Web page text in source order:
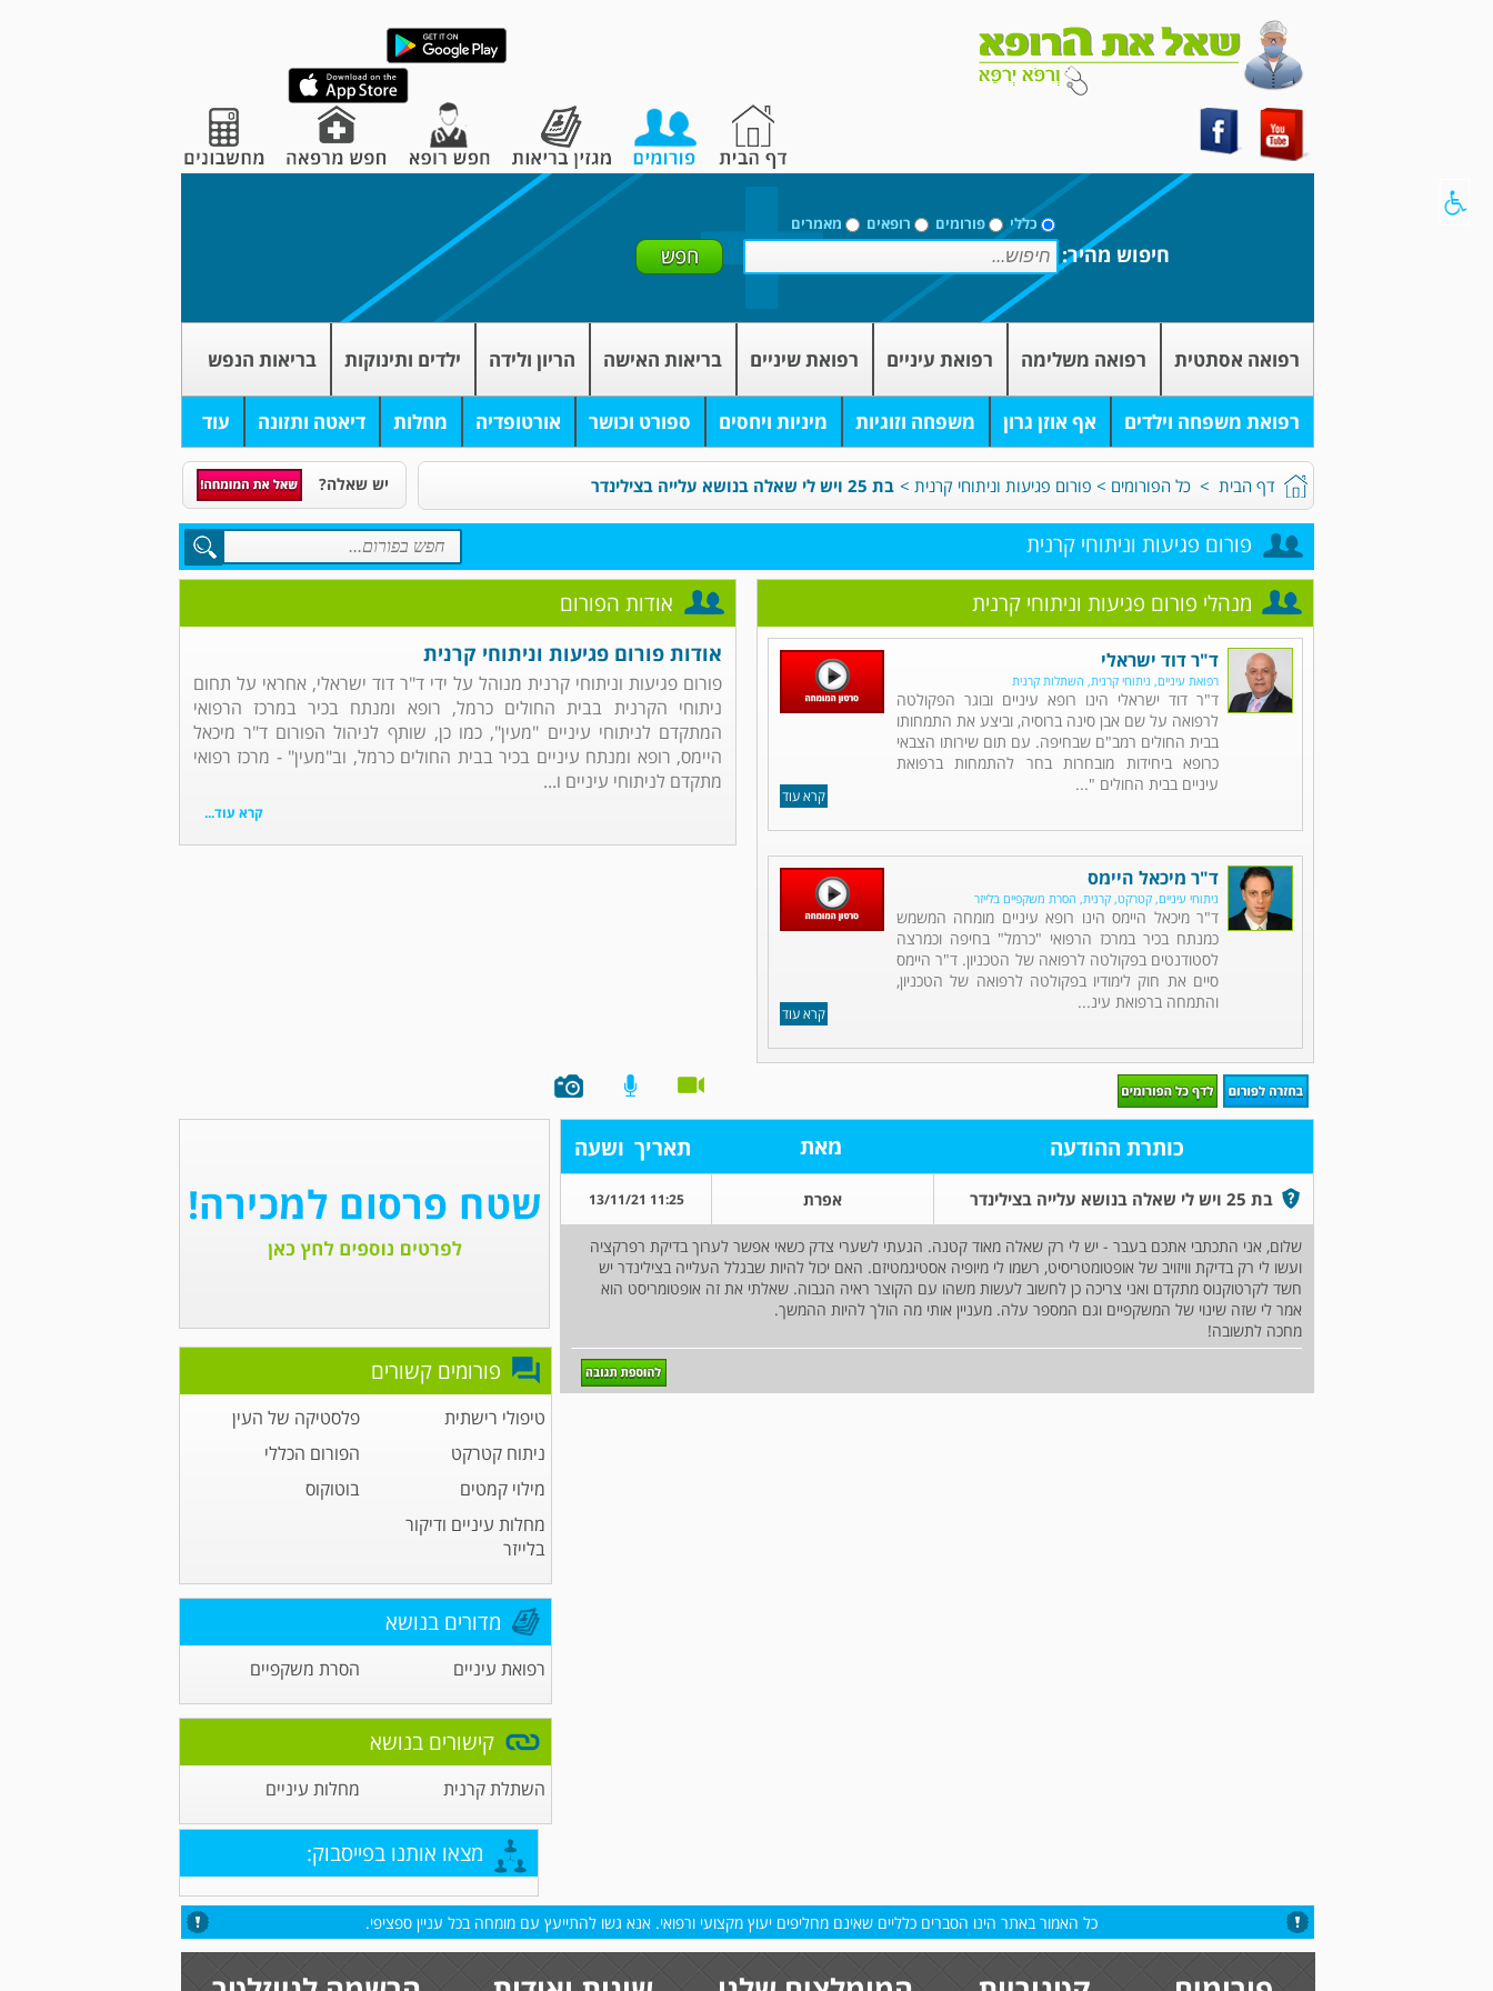
כללי פורומים רופאים מאמרים
חיפוש מהיר:
רפואה אסתטית רפואה משלימה רפואת עיניים רפואת שיניים בריאות האישה הריון ולידה ילדים ותינוקות בריאות הנפש
רפואת משפחה וילדים אף אוזן גרון משפחה וזוגיות מיניות ויחסים ספורט וכושר אורטופדיה מחלות דיאטה ותזונה עוד
דף הבית > כל הפורומים > פורום פגיעות וניתוחי קרנית > בת 25 ויש לי שאלה בנושא עלייה בצילינדר יש שאלה?
פורום פגיעות וניתוחי קרנית
אודות הפורום
אודות פורום פגיעות וניתוחי קרנית
פורום פגיעות וניתוחי קרנית מנוהל על ידי ד"ר דוד ישראלי, אחראי על תחום
ניתוחי הקרנית בבית החולים כרמל, רופא ומנתח בכיר במרכז הרפואי
המתקדם לניתוחי עיניים "מעין", כמו כן, שותף לניהול הפורום ד"ר מיכאל
היימס, רופא ומנתח עיניים בכיר בבית החולים כרמל, וב"מעין" - מרכז רפואי
מתקדם לניתוחי עיניים ו...
קרא עוד...
מנהלי פורום פגיעות וניתוחי קרנית
קרא עוד
ד"ר דוד ישראלי
רפואת עיניים, ניתוחי קרנית, השתלות קרנית
ד"ר דוד ישראלי הינו רופא עיניים ובוגר הפקולטה
לרפואה על שם אבן סינה ברוסיה, וביצע את התמחותו
בבית החולים רמב"ם שבחיפה. עם תום שירותו הצבאי
כרופא ביחידות מובחרות בחר להתמחות ברפואת
עיניים בבית החולים "...
קרא עוד
ד"ר מיכאל היימס
ניתוחי עיניים, קטרקט, קרנית, הסרת משקפיים בלייזר
ד"ר מיכאל היימס הינו רופא עיניים מומחה המשמש
כמנתח בכיר במרכז הרפואי "כרמל" בחיפה וכמרצה
לסטודנטים בפקולטה לרפואה של הטכניון. ד"ר היימס
סיים את חוק לימודיו בפקולטה לרפואה של הטכניון,
והתמחה ברפואת עינ...
כותרת ההודעה מאת תאריך ושעה
בת 25 ויש לי שאלה בנושא עלייה בצילינדר אפרת 11:25 13/11/21
שלום, אני התכתבי אתכם בעבר - יש לי רק שאלה מאוד קטנה. הגעתי לשערי צדק כשאי אפשר לערוך בדיקת רפרקציה
ועשו לי רק בדיקת וויזויב של אופטומטריסיט, רשמו לי מיופיה אסטיגמטיזם. האם יכול להיות שבגלל העלייה בצילינדר יש
חשד לקרטוקנוס מתקדם ואני צריכה כן לחשוב לעשות משהו עם הקוצר ראיה הגבוה. שאלתי את זה אופטומריסט הוא
אמר לי שזה שינוי של המשקפיים וגם המספר עלה. מעניין אותי מה הולך להיות ההמשך.
מחכה לתשובה!
פורומים קשורים
טיפולי רישתית
פלסטיקה של העין
ניתוח קטרקט
הפורום הכללי
מילוי קמטים
בוטוקוס
מחלות עיניים ודיקור
בלייזר
מדורים בנושא
רפואת עיניים הסרת משקפיים
קישורים בנושא
השתלת קרנית מחלות עיניים
מצאו אותנו בפייסבוק:
כל האמור באתר הינו הסברים כלליים שאינם מחליפים יעוץ מקצועי ורפואי. אנא גשו להתייעץ עם מומחה בכל עניין ספציפי.